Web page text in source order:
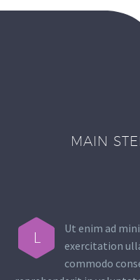
MAIN
L
Ut enim ad
exercitation
commodo